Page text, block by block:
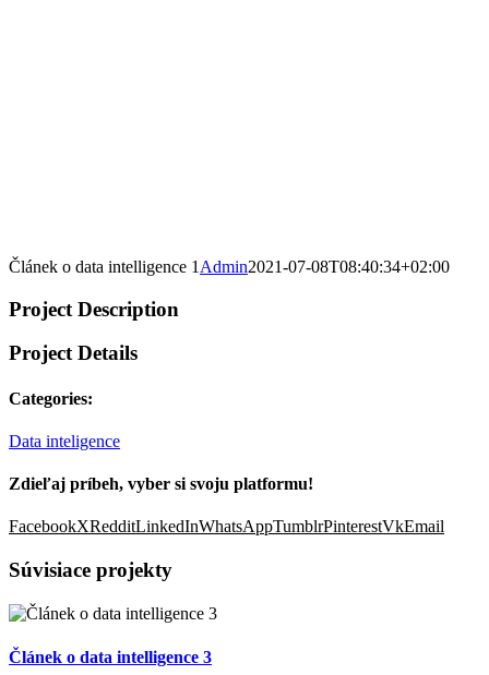
Článek o data intelligence 1 Admin2021-07-08T08:40:34+02:00
Project Description
Project Details
Categories:
Data inteligence
Zdieľaj príbeh, vyber si svoju platformu!
FacebookXRedditLinkedInWhatsAppTumblrPinterestVkEmail
Súvisiace projekty
Článek o data intelligence 3